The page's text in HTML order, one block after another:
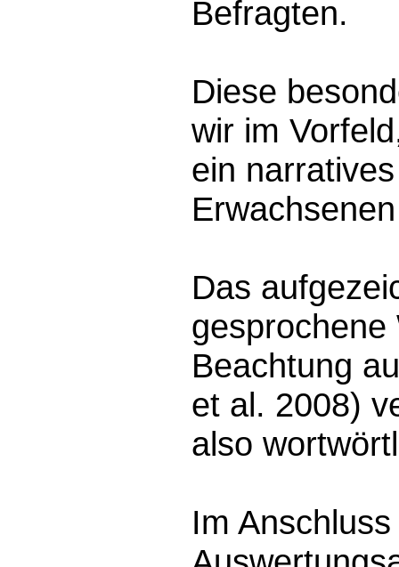
Befragten.
Diese
wir im
ein
Das
Beachtung
et al. 2008)
also
Im